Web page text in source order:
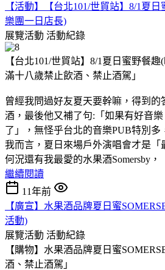
【活動】【台北101/世貿站】8/1夏日
樂團一日店長)
展覽活動 活動紀錄
【台北101/世貿站】8/1夏日蜜野餐
滿十八歲禁止飲酒、禁止酒駕」
曾經我問過好友夏天要幹嘛，得到的
酒，最後他又補了句:「如果有好音
了」，無怪乎台北的音樂PUB特別
我而言，夏日來場戶外演唱會才是「
何況還有我最愛的水果酒Somersby
繼續閱讀
11年前
【廣宣】水果酒品牌夏日蜜
活動)
展覽活動 活動紀錄
【購物】水果酒品牌夏日蜜
酒、禁止酒駕」